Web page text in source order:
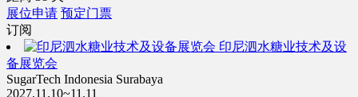
展位申请 预定门票
订阅
印尼泗水糖业技术及设
备展览会
SugarTech Indonesia Surabaya
2027.11.10~11.11